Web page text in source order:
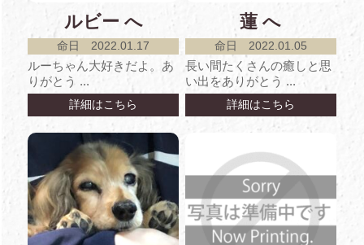
ルビー へ
命日 2022.01.17
ルーちゃん大好きだよ。あ
りがとう ...
詳細はこちら
蓮 へ
命日 2022.01.05
長い間たくさんの癒しと思
い出をありがとう ...
詳細はこちら